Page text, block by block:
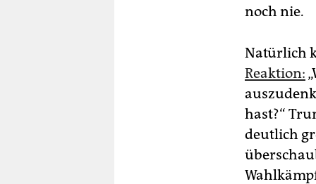
noch nie.
Natürlich
Reaktion:
hast?“
deutlich